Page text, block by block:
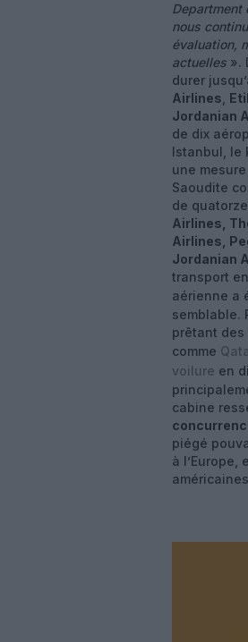
Department
nous
évaluation,
actuelles ».
durer
Airlines
Jordanian
de dix
Istanbul, le
une
Saoudite
de
Airlines,
Airlines,
Jordanian
transport
aérienne a
semblable.
prêtant des
comme
voilure en
cabine
piégé
à